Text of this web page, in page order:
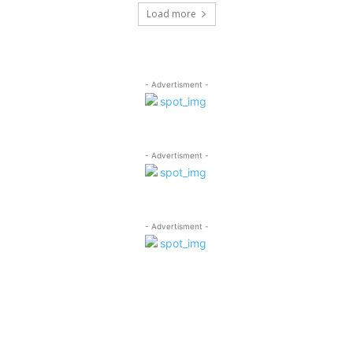
Load more
- Advertisment -
- Advertisment -
- Advertisment -